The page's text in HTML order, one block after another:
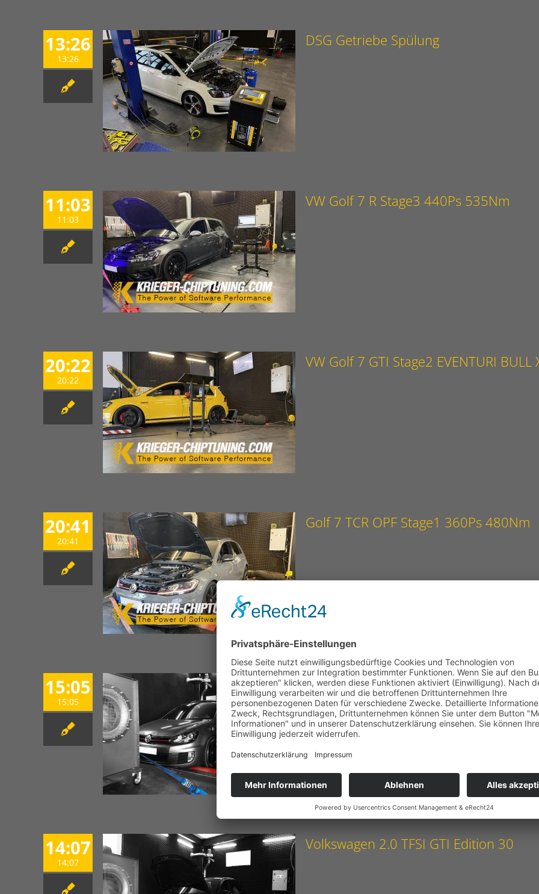
13:26
13:26
DSG Getriebe Spülung
11:03
11:03
VW Golf 7 R Stage3 440Ps 535Nm
20:22
20:22
VW Golf 7 GTI Stage2 EVENTURI BULL
20:41
20:41
Golf 7 TCR OPF Stage1 360Ps 480Nm
15:05
15:05
Golf 6 GTI Kennfeldoptimierung
14:07
14:07
Volkswagen 2.0 TFSI GTI Edition 30